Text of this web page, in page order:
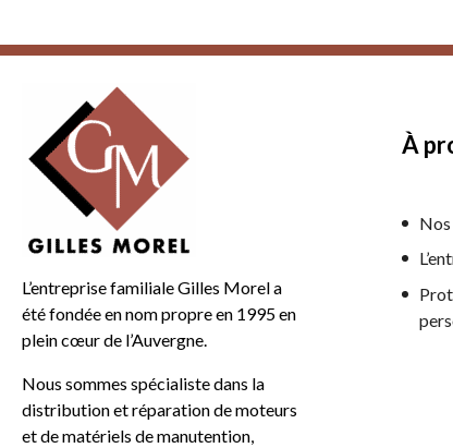
L’entreprise familiale Gilles Morel a
été fondée en nom propre en 1995 en
plein cœur de l’Auvergne.
Nous sommes spécialiste dans la
distribution et réparation de moteurs
et de matériels de manutention,
À